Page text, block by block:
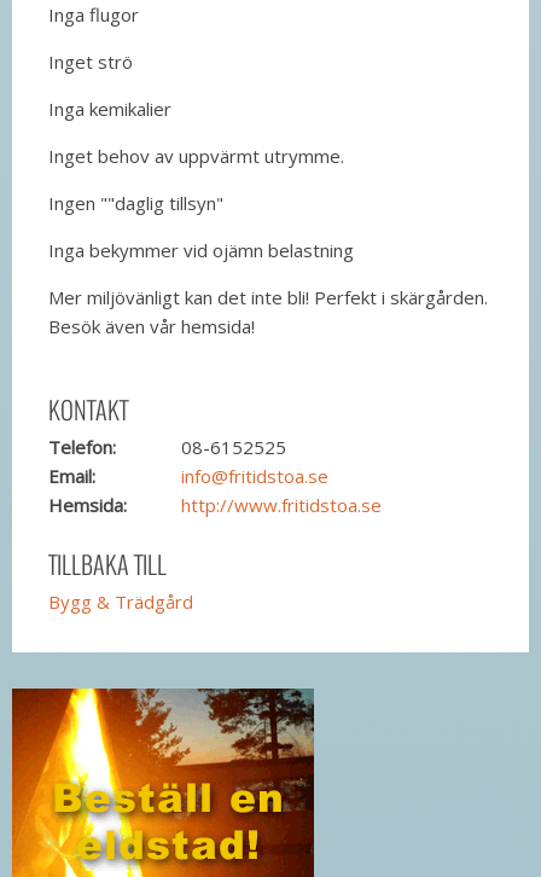
Inga flugor
Inget strö
Inga kemikalier
Inget behov av uppvärmt utrymme.
Ingen ""daglig tillsyn"
Inga bekymmer vid ojämn belastning
Mer miljövänligt kan det inte bli! Perfekt i skärgården.
Besök även vår hemsida!
KONTAKT
Telefon:
08-6152525
Email:
info@fritidstoa.se
Hemsida:
http://www.fritidstoa.se
TILLBAKA TILL
Bygg & Trädgård